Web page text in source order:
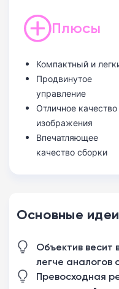
Плюсы
Компактный и
Продвинутое
управление
Отличное качество
изображения
Впечатляющее
качество сборки
Основные идеи
Объектив весит
легче аналогов
Превосходная